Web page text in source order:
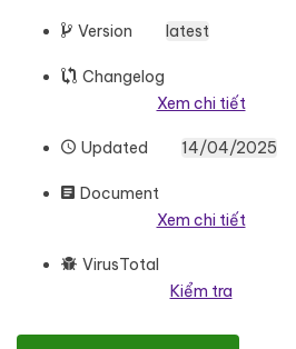
Version latest
Changelog
Xem chi tiết
Updated 14/04/2025
Document
Xem chi tiết
VirusTotal
Kiểm tra
Athletic - Ultimate Sports Store &